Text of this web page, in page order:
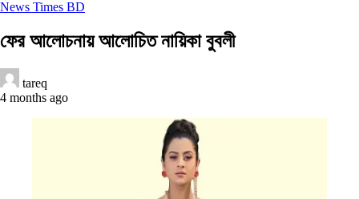
News Times BD
ফের আলোচনায় আলোচিত নায়িকা বুবলী
tareq
4 months ago